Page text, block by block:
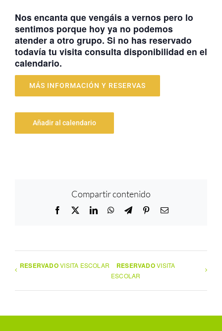
Nos encanta que vengáis a vernos pero lo
sentimos porque hoy ya no podemos
atender a otro grupo. Si no has reservado
todavía tu visita consulta disponibilidad en el
calendario.
MÁS INFORMACIÓN Y RESERVAS
Añadir al calendario
Compartir contenido
Facebook LinkedInWhatsApp
TelegramPinterestCorreo
RESERVADOVISITA ESCOLAR RESERVADOVISITA
ESCOLAR